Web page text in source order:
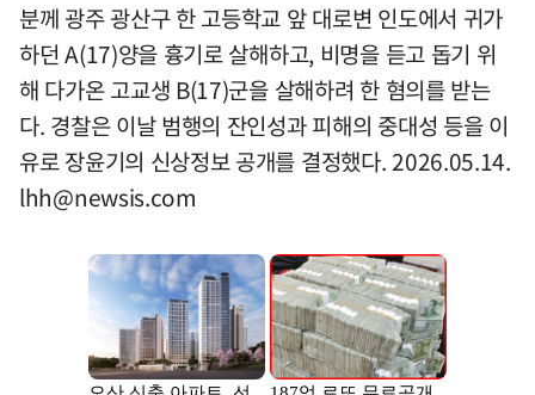
분께 광주 광산구 한 고등학교 앞 대로변 인도에서 귀가
하던 A(17)양을 흉기로 살해하고, 비명을 듣고 돕기 위
해 다가온 고교생 B(17)군을 살해하려 한 혐의를 받는
다. 경찰은 이날 범행의 잔인성과 피해의 중대성 등을 이
유로 장윤기의 신상정보 공개를 결정했다. 2026.05.14.
lhh@newsis.com